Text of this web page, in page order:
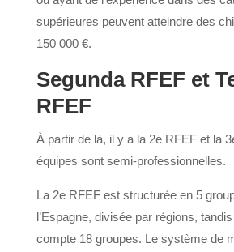
supérieures peuvent atteindre des
150 000 €.
Segunda RFEF et
RFEF
À partir de là, il y a la 2e RFEF et la
équipes sont semi-professionnelles.
La 2e RFEF est structurée en 5
l’Espagne, divisée par régions,
compte 18 groupes. Le système de